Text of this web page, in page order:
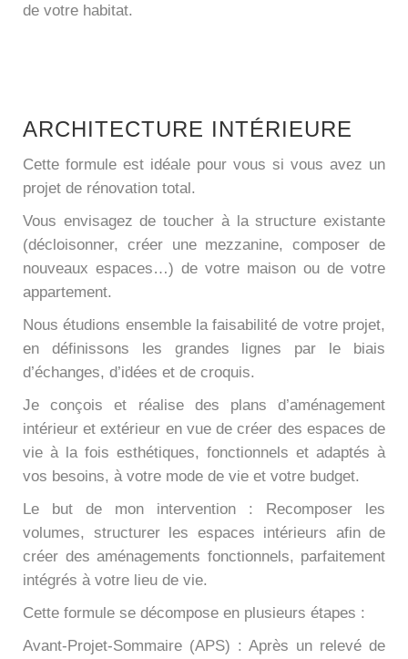
de votre habitat.
ARCHITECTURE INTÉRIEURE
Cette formule est idéale pour vous si vous avez un
projet de rénovation total.
Vous envisagez de toucher à la structure existante
(décloisonner, créer une mezzanine, composer de
nouveaux espaces…) de votre maison ou de votre
appartement.
Nous étudions ensemble la faisabilité de votre projet,
en définissons les grandes lignes par le biais
d’échanges, d’idées et de croquis.
Je conçois et réalise des plans d’aménagement
intérieur et extérieur en vue de créer des espaces de
vie à la fois esthétiques, fonctionnels et adaptés à
vos besoins, à votre mode de vie et votre budget.
Le but de mon intervention : Recomposer les
volumes, structurer les espaces intérieurs afin de
créer des aménagements fonctionnels, parfaitement
intégrés à votre lieu de vie.
Cette formule se décompose en plusieurs étapes :
Avant-Projet-Sommaire (APS) : Après un relevé de